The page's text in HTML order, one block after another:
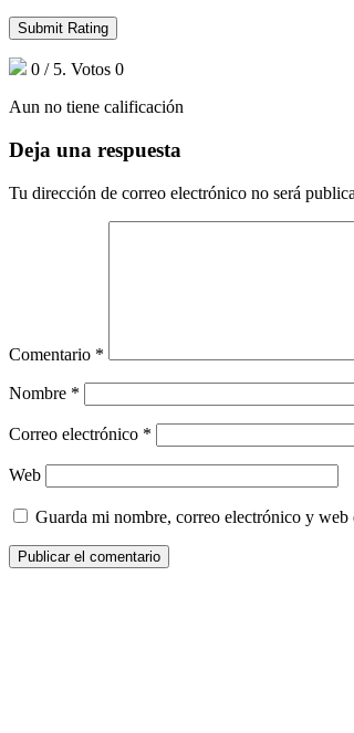
Submit Rating
0 / 5. Votos 0
Aun no tiene calificación
Deja una respuesta
Tu dirección de correo electrónico no será
Comentario *
Nombre *
Correo electrónico *
Web
Guarda mi nombre, correo electrónico y web